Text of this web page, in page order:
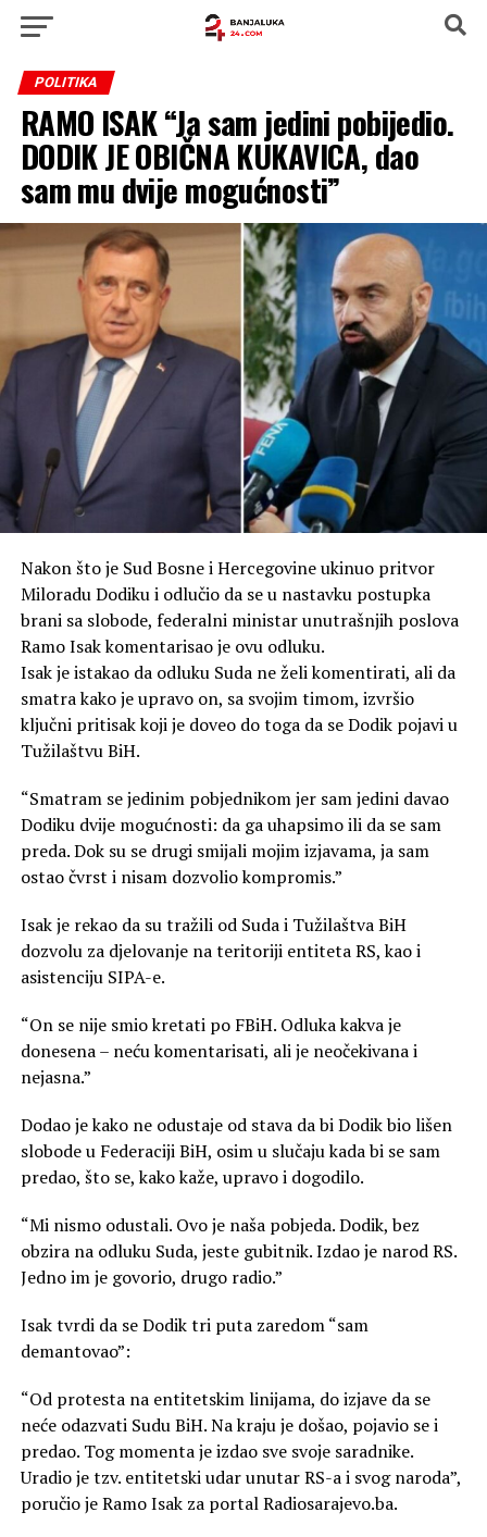
POLITIKA
RAMO ISAK “Ja sam jedini pobijedio.
DODIK JE OBIČNA KUKAVICA, dao
sam mu dvije mogućnosti”
Nakon što je Sud Bosne i Hercegovine ukinuo pritvor
Miloradu Dodiku i odlučio da se u nastavku postupka
brani sa slobode, federalni ministar unutrašnjih poslova
Ramo Isak komentarisao je ovu odluku.
Isak je istakao da odluku Suda ne želi komentirati, ali da
smatra kako je upravo on, sa svojim timom, izvršio
ključni pritisak koji je doveo do toga da se Dodik pojavi u
Tužilaštvu BiH.
“Smatram se jedinim pobjednikom jer sam jedini davao
Dodiku dvije mogućnosti: da ga uhapsimo ili da se sam
preda. Dok su se drugi smijali mojim izjavama, ja sam
ostao čvrst i nisam dozvolio kompromis.”
Isak je rekao da su tražili od Suda i Tužilaštva BiH
dozvolu za djelovanje na teritoriji entiteta RS, kao i
asistenciju SIPA-e.
“On se nije smio kretati po FBiH. Odluka kakva je
donesena – neću komentarisati, ali je neočekivana i
nejasna.”
Dodao je kako ne odustaje od stava da bi Dodik bio lišen
slobode u Federaciji BiH, osim u slučaju kada bi se sam
predao, što se, kako kaže, upravo i dogodilo.
“Mi nismo odustali. Ovo je naša pobjeda. Dodik, bez
obzira na odluku Suda, jeste gubitnik. Izdao je narod RS.
Jedno im je govorio, drugo radio.”
Isak tvrdi da se Dodik tri puta zaredom “sam
demantovao”:
“Od protesta na entitetskim linijama, do izjave da se
neće odazvati Sudu BiH. Na kraju je došao, pojavio se i
predao. Tog momenta je izdao sve svoje saradnike.
Uradio je tzv. entitetski udar unutar RS-a i svog naroda”,
poručio je Ramo Isak za portal Radiosarajevo.ba.